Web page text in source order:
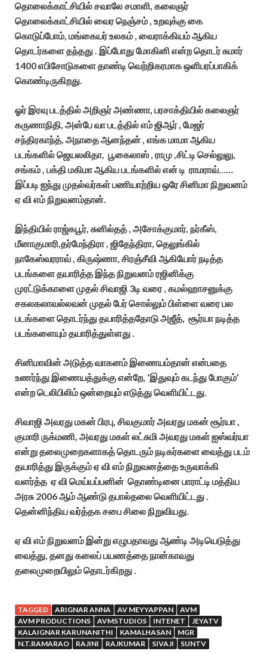
தொலைக்காட்சியில் சவாலே சமாளி, கலைஞர்
தொலைக்காட்சியில் வைர நெஞ்சம் , உறவுக்கு கை
கொடுப்போம், மங்கையர் உலகம் , வைராக்கியம் ஆகிய
தொடர்களை தந்தது . இப்போது மோகினி என்ற தொடர் சுமார்
1400 எபிசோடுகளை தாண்டி வெற்றிகரமாக ஒளிபரப்பாகிக்
கொண்டிருகிறது.
ஓர் இரவு படத்தில் அறிஞர் அண்ணா, பரசாக்தியில் கலைஞர்
கருணாநிதி, அன்பே வா படத்தில் எம் ஜிஆர் , மேஜர்
சந்திரகாந்த், அநாதை ஆனந்தன் , எங்க மாமா ஆகிய
படங்களில் ஜெயலலிதா, பூகைலாஸ் , ராமு ,சிட்டி செல்லுலு,
சங்கம் , பக்தி மகிமா ஆகிய படங்களில் என் டி ராமராவ்……
இப்படி ஐந்து முதல்வர்கள் பணியாற்றிய ஒரே சினிமா நிறுவனம்
ஏ வி எம் நிறுவனம்தான்.
இந்தியில் ராஜ்கபூர், சுனில்தத் , அசோக்குமார், நர்கீஸ்,
மீனாகுமாரி,தர்மேந்திரா , ஜிதேந்திரா, தெலுங்கில்
நாகேஸ்வரராவ் , கிருஷ்ணா, சிரஞ்சீவி ஆகியோர் நடித்த
படங்களை தயாரித்த இந்த நிறுவனம் ரஜினிக்கு
முரட்டுக்காளை முதல் சிவாஜி 3டி வரை , கமல்ஹாசனுக்கு
சகலகலாவல்லவன் முதல் பேர் சொல்லும் பிள்ளை வரை பல
படங்களை தொடர்ந்து தயாரித்ததோடு அஜீத், சூர்யா நடித்த
படங்களையும் தயாரித்துள்ளது .
சினிமாவின் அடுத்த வாகனம் இணையம்தான் என்பதை
உணர்ந்து இணையத்துக்கு என்றே, ‘இதுவும் கடந்து போகும்’
என்ற டெலிபிலிம் ஒன்றையும் எடுத்து வெளியிட்டது.
சிவாஜி அவரது மகன் பிரபு, சிவகுமார் அவரது மகன் சூர்யா ,
குமாரி ருக்மணி, அவரது மகள் லட்சுமி அவரது மகள் ஐஸ்வர்யா
என்று தலைமுறைகளாகத் தொடரும் நடிகர்களை வைத்து படம்
தயாரித்து இருக்கும் ஏ வி எம் நிறுவனத்தை உருவாக்கி
வளர்த்த ஏ வி மெய்யப்பனின் தொண்டினை பாராட்டி மத்திய
அரசு 2006 ஆம் ஆண்டு தபால்தலை வெளியிட்டது .
தென்னிந்திய வர்த்தக சபை சிலை நிறுவியது.
ஏ வி எம் நிறுவனம் இன்று எழுபதாவது ஆண்டி அடியெடுத்து
வைத்து, தனது கலைப் பயணத்தை நான்காவது
தலைமுறையிலும் தொடர்கிறது .
TAGGED ARIGNAR ANNA AV MEYYAPPAN
AVM
AVM PRODUCTIONS
AVMSTUDIOS INTENET
JEYATV
KALAIGNAR KARUNANITHI
KAMALHASAN
MGR
N.T.RAMARAO
RAJINI RAJKUMAR SIVAJI SUNTV